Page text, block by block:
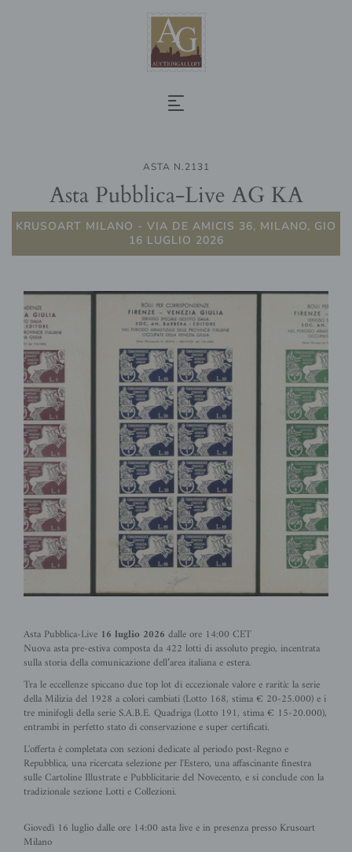
ASTA N.2131
Asta Pubblica-Live AG KA
KRUSOART MILANO - VIA DE AMICIS 36, MILANO, GIO
16 LUGLIO 2026
Asta Pubblica-Live 16 luglio 2026 dalle ore 14:00 CET
Nuova asta pre-estiva composta da 422 lotti di assoluto pregio, incentrata
sulla storia della comunicazione dell’area italiana e estera.
Tra le eccellenze spiccano due top lot di eccezionale valore e rarità: la serie
della Milizia del 1928 a colori cambiati (Lotto 168, stima € 20-25.000) e i
tre minifogli della serie S.A.B.E. Quadriga (Lotto 191, stima € 15-20.000),
entrambi in perfetto stato di conservazione e super certificati.
L'offerta è completata con sezioni dedicate al periodo post-Regno e
Repubblica, una ricercata selezione per l'Estero, una affascinante finestra
sulle Cartoline Illustrate e Pubblicitarie del Novecento, e si conclude con la
tradizionale sezione Lotti e Collezioni.
Giovedì 16 luglio dalle ore 14:00 asta live e in presenza presso Krusoart
Milano